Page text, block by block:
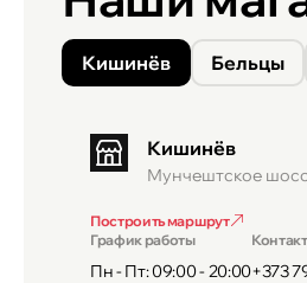
Кишинёв Бельцы
Кишинёв
Мунчештское
Построить маршрут
График работы
Пн - Пт: 09:00 - 20:00+373